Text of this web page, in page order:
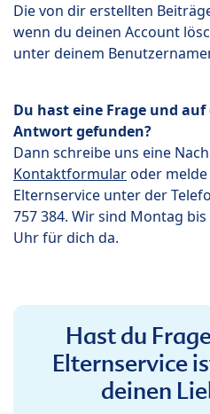
Die von dir erstellten
wenn du deinen Account
unter deinem
Du hast eine Frage und auf
Antwort gefunden?
Dann schreibe uns eine
Kontaktformularoder melde
Elternservice unter der
757 384. Wir sind Montag
Uhr für dich da.
Hast du
Elternservice
deinen